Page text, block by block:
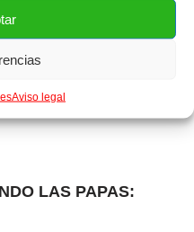
Aviso legal
LAS PAPAS: